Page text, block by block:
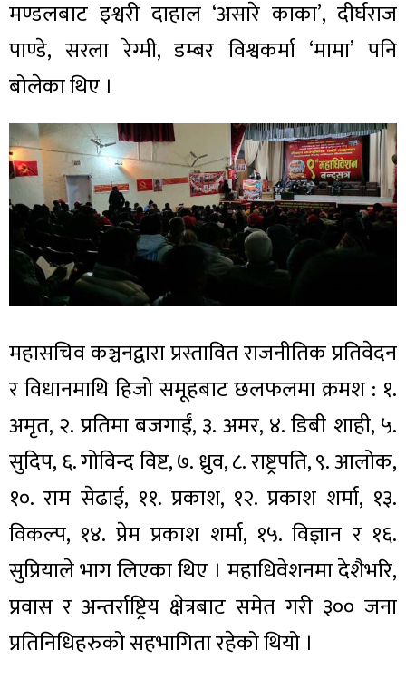
मण्डलबाट इश्वरी दाहाल ‘असारे काका’, दीर्घराज
पाण्डे, सरला रेग्मी, डम्बर विश्वकर्मा ‘मामा’ पनि
बोलेका थिए ।
महासचिव कञ्चनद्वारा प्रस्तावित राजनीतिक प्रतिवेदन
र विधानमाथि हिजो समूहबाट छलफलमा क्रमश : १.
अमृत, २. प्रतिमा बजगाईं, ३. अमर, ४. डिबी शाही, ५.
सुदिप, ६. गोविन्द विष्ट, ७. ध्रुव, ८. राष्ट्रपति, ९. आलोक,
१०. राम सेढाई, ११. प्रकाश, १२. प्रकाश शर्मा, १३.
विकल्प, १४. प्रेम प्रकाश शर्मा, १५. विज्ञान र १६.
सुप्रियाले भाग लिएका थिए । महाधिवेशनमा देशैभरि,
प्रवास र अन्तर्राष्ट्रिय क्षेत्रबाट समेत गरी ३०० जना
प्रतिनिधिहरुको सहभागिता रहेको थियो ।